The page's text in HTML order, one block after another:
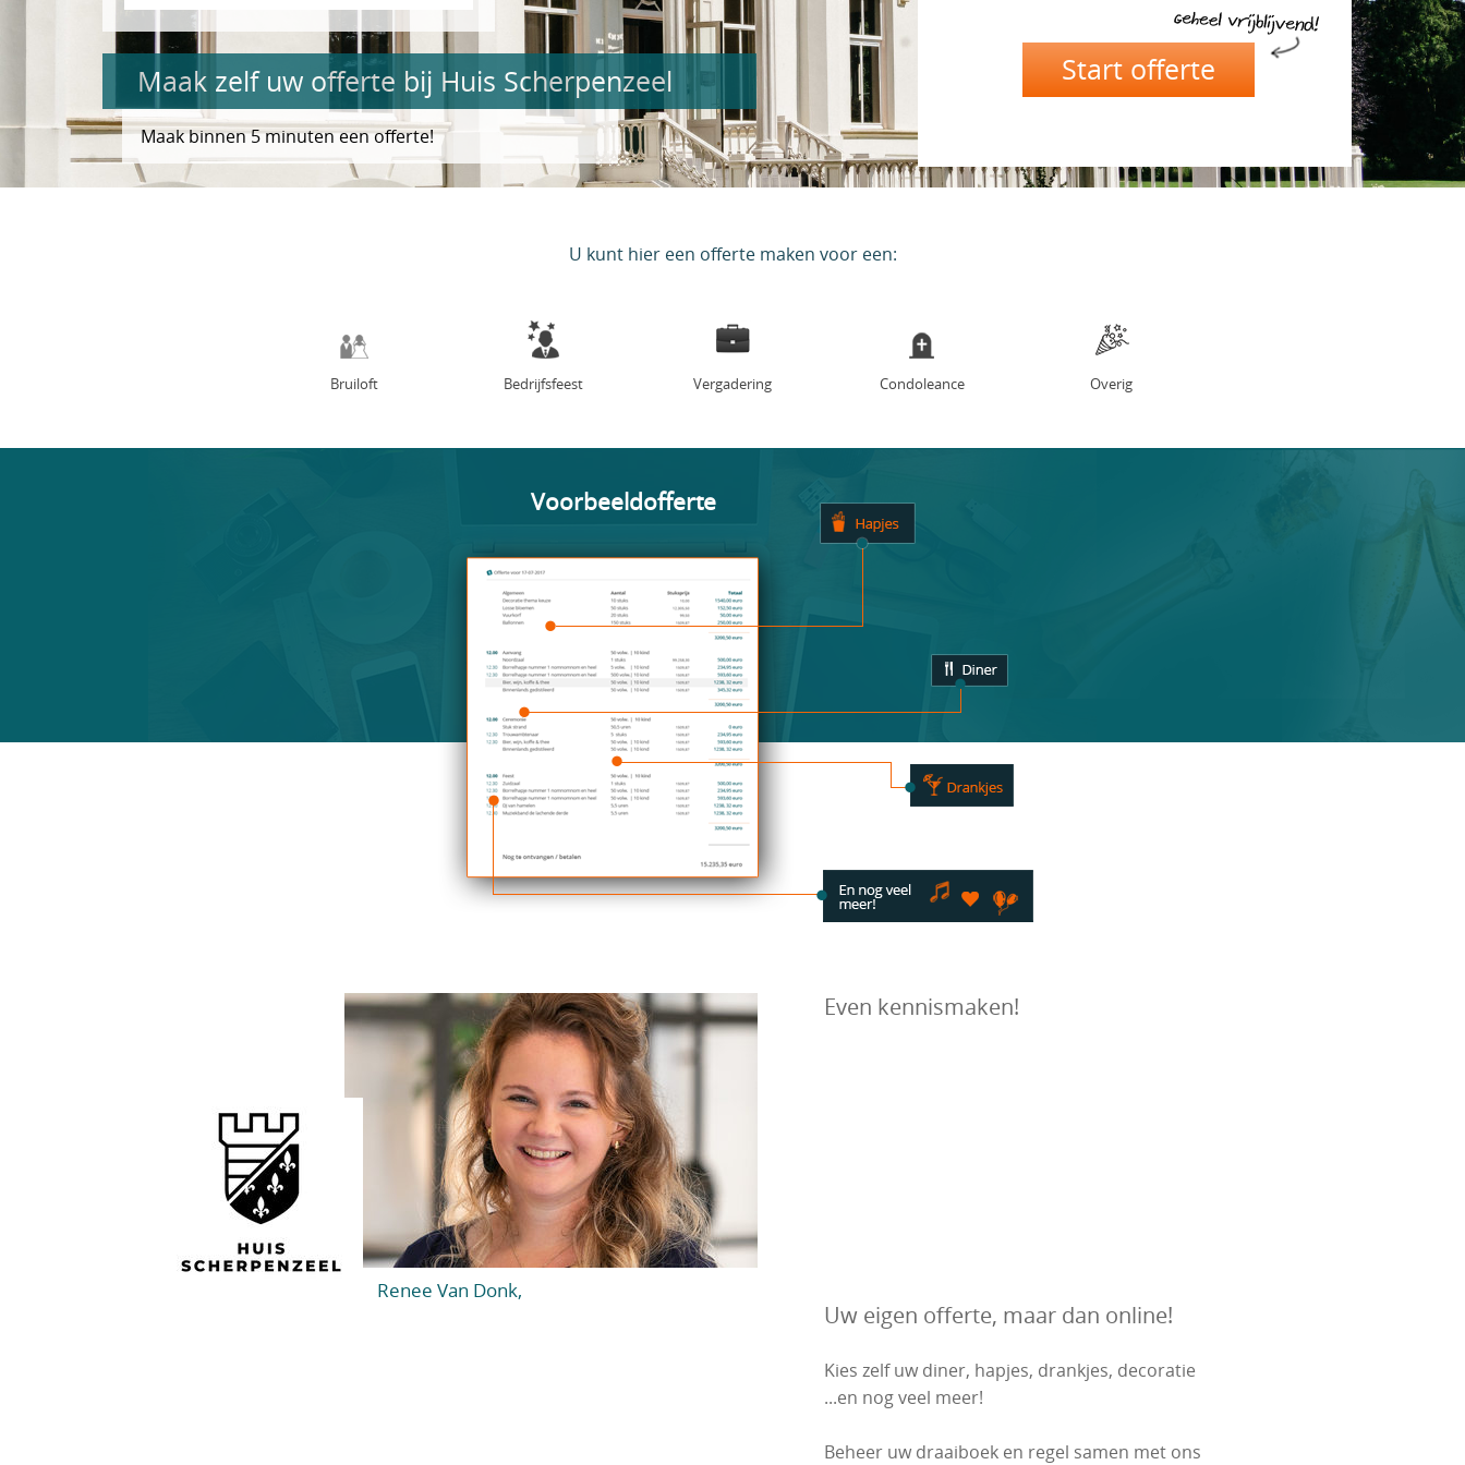
Maak zelf uw offerte bij Huis Scherpenzeel
Maak binnen 5 minuten een offerte!
U kunt hier een offerte maken voor een:
Bruiloft Bedrijfsfeest Vergadering Condoleance Overig
Voorbeeldofferte
Renee Van Donk,
Even kennismaken!
Uw eigen offerte, maar dan online!
Kies zelf uw diner, hapjes, drankjes, decoratie
...en nog veel meer!
Beheer uw draaiboek en regel samen met ons